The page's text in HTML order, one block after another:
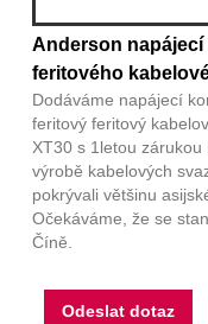
Anderson
feritového
Dodáváme napájecí
feritový feritový
XT30 s 1letou zárukou
výrobě kabelových
pokrývali většinu
Očekáváme, že se
Číně.
Odeslat dotaz